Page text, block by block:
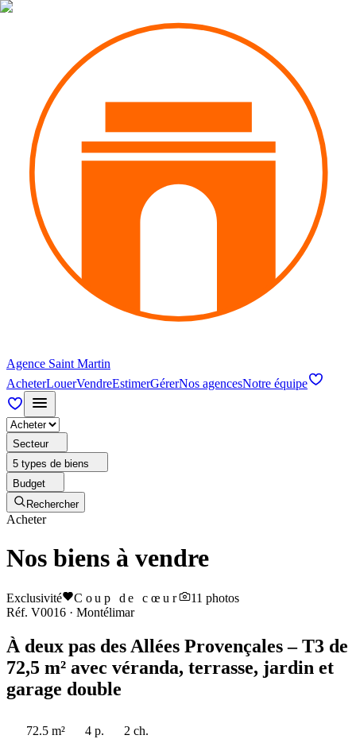
Agence Saint Martin
AcheterLouerVendreEstimerGérerNos agencesNotre équipe
Secteur
5 types de biens
Budget
Rechercher
Acheter
Nos biens à vendre
Exclusivité Coup de cœur 11 photos
Réf. V0016 · Montélimar
À deux pas des Allées Provençales – T3 de
72,5 m² avec véranda, terrasse, jardin et
garage double
72.5 m² 4 p.
2 ch.